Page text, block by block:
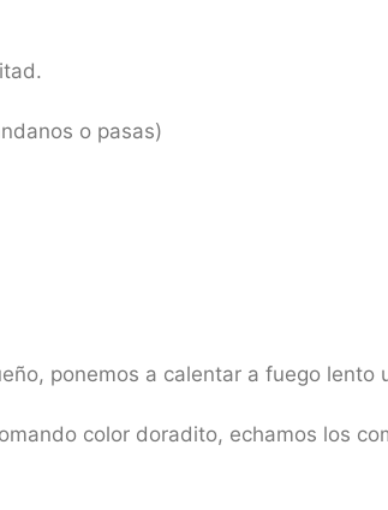
o pasas)
ponemos a calentar a fuego lento
color doradito, echamos los